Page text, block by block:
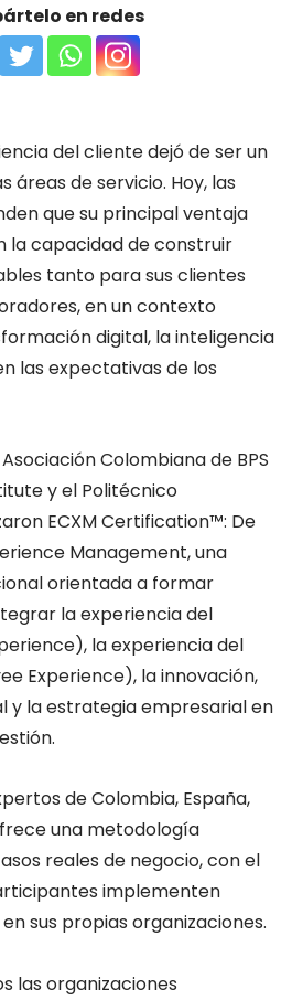
en redes
del cliente dejó de ser un
áreas de servicio. Hoy, las
que su principal ventaja
la capacidad de construir
tanto para sus clientes
en un contexto
digital, la inteligencia
las expectativas de los
Colombiana de BPS
y el Politécnico
ECXM Certification™: De
Management, una
orientada a formar
la experiencia del
la experiencia del
Experience), la innovación,
y la estrategia empresarial en
de Colombia, España,
una metodología
reales de negocio, con el
implementen
sus propias organizaciones.
las organizaciones